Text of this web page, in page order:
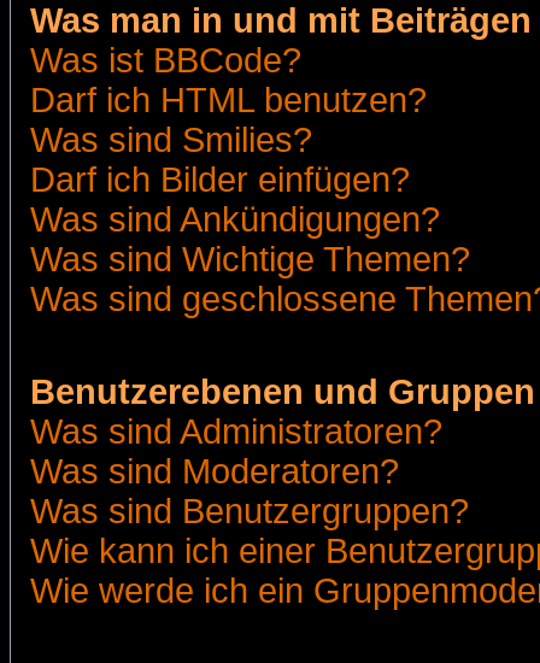
Was man in und mit
Was ist BBCode?
Darf ich HTML benutzen?
Was sind Smilies?
Darf ich Bilder einfügen?
Was sind Ankündigungen?
Was sind Wichtige Themen?
Was sind geschlossene
Benutzerebenen und Gruppen
Was sind Administratoren?
Was sind Moderatoren?
Was sind Benutzergruppen?
Wie kann ich einer
Wie werde ich ein